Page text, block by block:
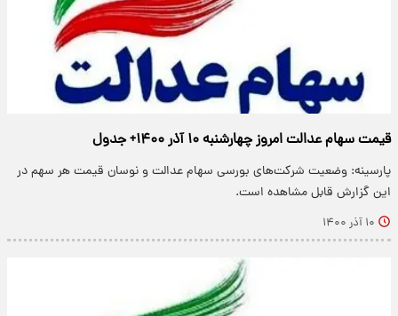
قیمت سهام عدالت امروز چهارشنبه ۱۰ آذر ۱۴۰۰+ جدول
پارسینه: وضعیت شرکت‌های بورسی سهام عدالت و نوسان قیمت هر سهم در
این گزارش قابل مشاهده است.
۱۰ آذر ۱۴۰۰